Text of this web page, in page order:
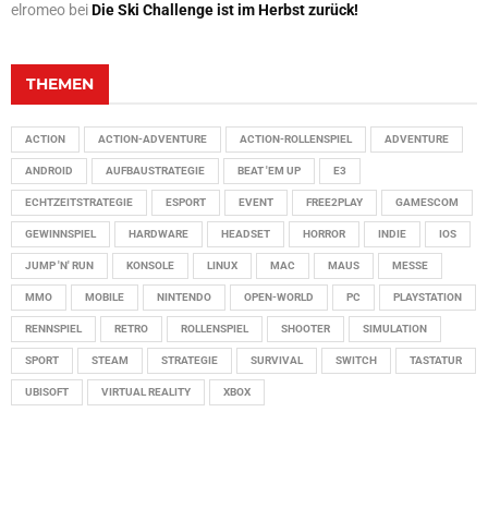
elromeo beiDie Ski Challenge ist im Herbst zurück!
THEMEN
ACTION ACTION-ADVENTURE ACTION-ROLLENSPIEL ADVENTURE
ANDROID AUFBAUSTRATEGIE BEAT 'EM UP E3
ECHTZEITSTRATEGIE ESPORT EVENT FREE2PLAY GAMESCOM
GEWINNSPIEL HARDWARE HEADSET HORROR INDIE IOS
JUMP 'N' RUN KONSOLE LINUX MAC MAUS MESSE
MMO MOBILE NINTENDO OPEN-WORLD PC PLAYSTATION
RENNSPIEL RETRO ROLLENSPIEL SHOOTER SIMULATION
SPORT STEAM STRATEGIE SURVIVAL SWITCH TASTATUR
UBISOFT VIRTUAL REALITY XBOX